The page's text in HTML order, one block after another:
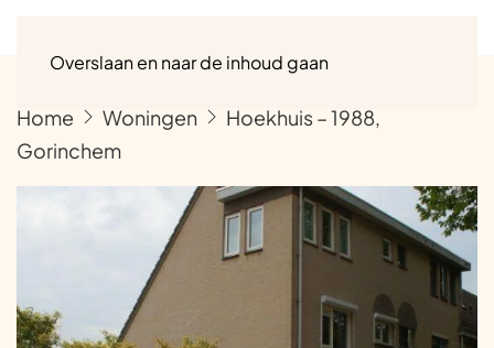
Overslaan en naar de inhoud gaan
Home Woningen
Hoekhuis – 1988,
Gorinchem